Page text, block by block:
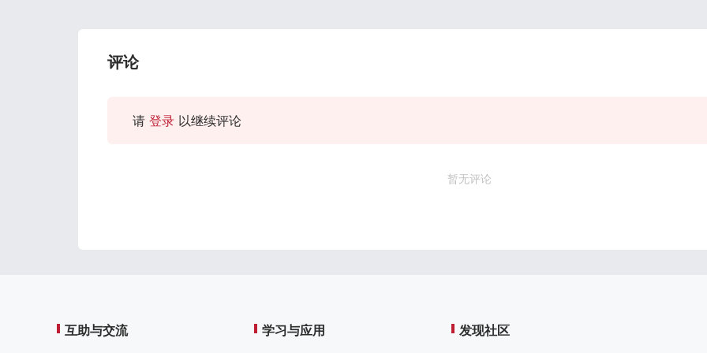
评论
请 登录 以继续评论
暂无评论
互助与交流 学习与应用 发现社区